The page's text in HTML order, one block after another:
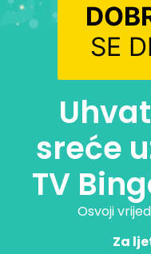
SE
sreće
TV
Osvoji
Za